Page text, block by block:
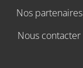
Nos partenaires
Nous contacter